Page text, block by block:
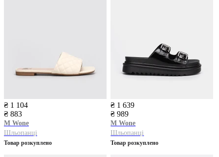
₴ 1 104
₴ 883
M Wone
Шльопанці
Товар розкуплено
₴ 1 639
₴ 989
M Wone
Шльопанці
Товар розкуплено